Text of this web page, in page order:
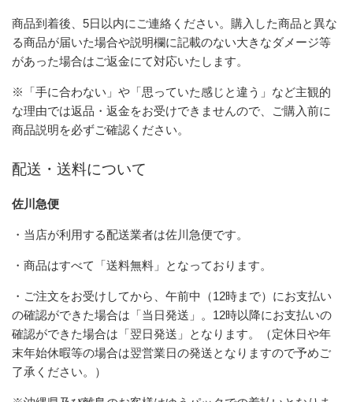
商品到着後、5日以内にご連絡ください。購入した商品と異な
る商品が届いた場合や説明欄に記載のない大きなダメージ等
があった場合はご返金にて対応いたします。
※「手に合わない」や「思っていた感じと違う」など主観的
な理由では返品・返金をお受けできませんので、ご購入前に
商品説明を必ずご確認ください。
配送・送料について
佐川急便
・当店が利用する配送業者は佐川急便です。
・商品はすべて「送料無料」となっております。
・ご注文をお受けしてから、午前中（12時まで）にお支払い
の確認ができた場合は「当日発送」。12時以降にお支払いの
確認ができた場合は「翌日発送」となります。（定休日や年
末年始休暇等の場合は翌営業日の発送となりますので予めご
了承ください。）